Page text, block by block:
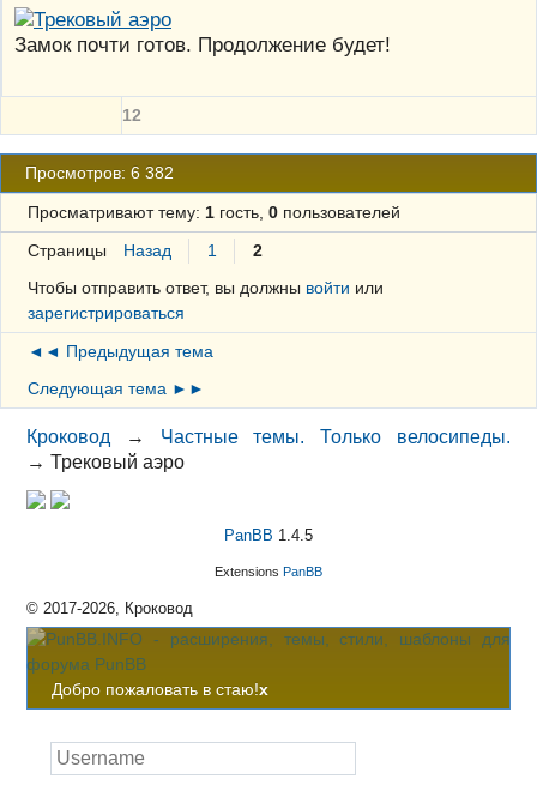
Замок почти готов. Продолжение будет!
12
Просмотров: 6 382
Просматривают тему: 1гость, 0пользователей
Страницы Назад 1
2
Чтобы отправить ответ, вы должны войти или
зарегистрироваться
◄◄ Предыдущая тема
Следующая тема ►►
Кроковод → Частные темы. Только велосипеды.
→Трековый аэро
PanBB 1.4.5
Extensions PanBB
© 2017-2026, Кроковод
Добро пожаловать в стаю!x